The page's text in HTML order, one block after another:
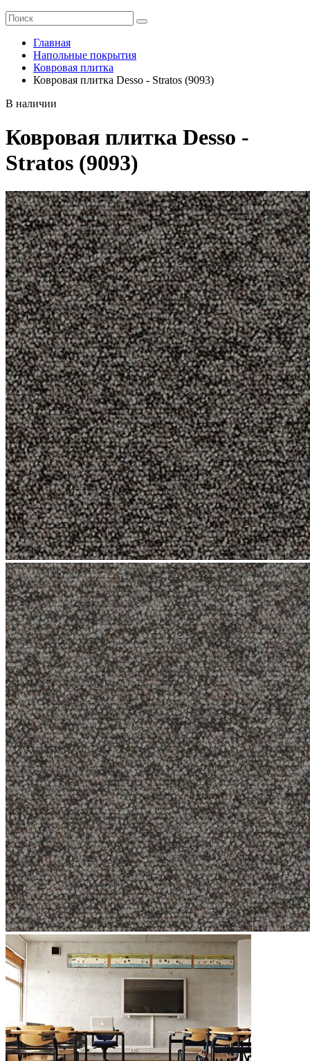
Главная
Напольные покрытия
Ковровая плитка
Ковровая плитка Desso - Stratos (9093)
В наличии
Ковровая плитка Desso -
Stratos (9093)